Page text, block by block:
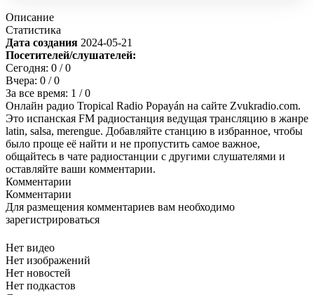
Описание
Статистика
Дата создания 2024-05-21
Посетителей/слушателей:
Сегодня: 0 / 0
Вчера: 0 / 0
За все время: 1 / 0
Онлайн радио Tropical Radio Popayán на сайте Zvukradio.com.
Это испанская FM радиостанция ведущая трансляцию в жанре
latin, salsa, merengue. Добавляйте станцию в избранное, чтобы
было проще её найти и не пропустить самое важное,
общайтесь в чате радиостанции с другими слушателями и
оставляйте ваши комментарии.
Комментарии
Комментарии
Для размещения комментариев вам необходимо
зарегистрироваться
Нет видео
Нет изображений
Нет новостей
Нет подкастов